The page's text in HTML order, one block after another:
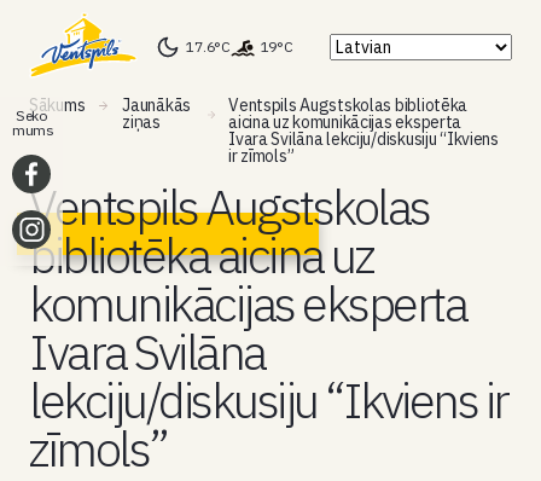
17.6°C 19°C
Sākums Jaunākās
ziņas
Ventspils Augstskolas bibliotēka
aicina uz komunikācijas eksperta
Ivara Svilāna lekciju/diskusiju “Ikviens
ir zīmols”
Ventspils Augstskolas
bibliotēka aicina uz
komunikācijas eksperta
Ivara Svilāna
lekciju/diskusiju “Ikviens ir
zīmols”
Seko
mums